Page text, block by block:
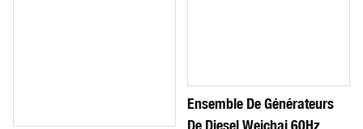
Ensemble De Générateurs
De Diesel Weichai 60Hz.